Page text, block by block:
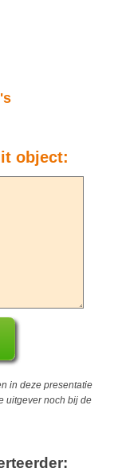
object:
in deze presentatie
uitgever noch bij de